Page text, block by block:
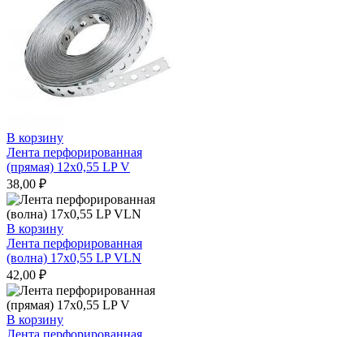
В корзину
Лента перфорированная
(прямая) 12х0,55 LP V
38,00 ₽
В корзину
Лента перфорированная
(волна) 17х0,55 LP VLN
42,00 ₽
В корзину